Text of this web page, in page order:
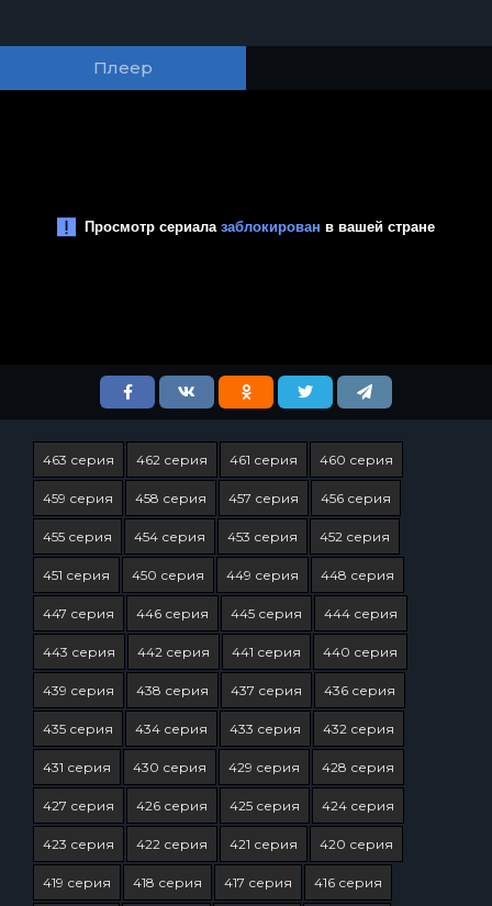
Плеер
463 серия 462 серия 461 серия 460 серия
459 серия 458 серия 457 серия 456 серия
455 серия 454 серия 453 серия 452 серия
451 серия 450 серия 449 серия 448 серия
447 серия 446 серия 445 серия 444 серия
443 серия 442 серия 441 серия 440 серия
439 серия 438 серия 437 серия 436 серия
435 серия 434 серия 433 серия 432 серия
431 серия 430 серия 429 серия 428 серия
427 серия 426 серия 425 серия 424 серия
423 серия 422 серия 421 серия 420 серия
419 серия 418 серия 417 серия 416 серия